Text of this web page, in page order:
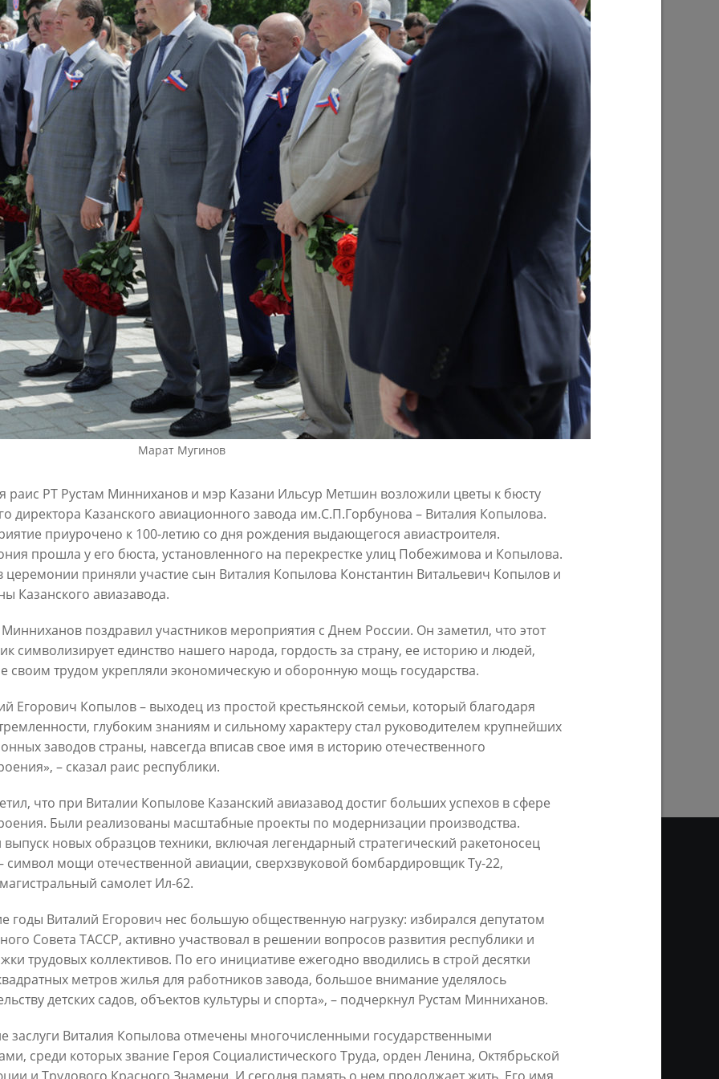
«Мы начали
инфраструктуру
для многодетных семей»
В Казани выбрали лучшего
общественного воспитателя 2026 года
03/08/2026
Ильсур Метшин: «Надеюсь, парковый
вандализм скоро уйдет в прошлое»
волне» в Казани выступят
Николай Расторгуев,
Филипп Киркоров
И.Метшин: «В Салават Купере
строится один из самых больших
инклюзивных центров «Доброй
Казани»»
30/07/2026
Ильсур Метшин о строительстве
Центра спорта «Физра»: «Сюда
хочется прийти после работы и
заняться спортом»
«Общее количество
снижается, но до 60
выездов в день – это все
В Казани отремонтируют в этом году
15,6 км сетей «Водоканала»
В Казани предпринимателям начнут
предоставлять субсидии на
27/07/2026
ПРЕДЫДУЩАЯ СТРАНИЦА
Марат Мугинов
раис РТ Рустам Минниханов и мэр Казани Ильсур Метшин возложили цветы к бюсту
директора Казанского авиационного завода им.С.П.Горбунова – Виталия Копылова.
приурочено к 100-летию со дня рождения выдающегося авиастроителя.
прошла у его бюста, установленного на перекрестке улиц Побежимова и Копылова.
церемонии приняли участие сын Виталия Копылова Константин Витальевич Копылов и
Казанского авиазавода.
Минниханов поздравил участников мероприятия с Днем России. Он заметил, что этот
символизирует единство нашего народа, гордость за страну, ее историю и людей,
своим трудом укрепляли экономическую и оборонную мощь государства.
Егорович Копылов – выходец из простой крестьянской семьи, который благодаря
глубоким знаниям и сильному характеру стал руководителем крупнейших
заводов страны, навсегда вписав свое имя в историю отечественного
– сказал раис республики.
что при Виталии Копылове Казанский авиазавод достиг больших успехов в сфере
Были реализованы масштабные проекты по модернизации производства.
новых образцов техники, включая легендарный стратегический ракетоносец
символ мощи отечественной авиации, сверхзвуковой бомбардировщик Ту-22,
самолет Ил-62.
годы Виталий Егорович нес большую общественную нагрузку: избирался депутатом
Совета ТАССР, активно участвовал в решении вопросов развития республики и
трудовых коллективов. По его инициативе ежегодно вводились в строй десятки
метров жилья для работников завода, большое внимание уделялось
детских садов, объектов культуры и спорта», – подчеркнул Рустам Минниханов.
заслуги Виталия Копылова отмечены многочисленными государственными
среди которых звание Героя Социалистического Труда, орден Ленина, Октябрьской
Официальный сайт Мэра Казани
наполнение и сопровождение сайта Мэра Казани является информационное агентство «Город
сайта Мэра Казани могут быть воспроизведены в любых средствах массовой информации, на серверах
иных носителях без каких-либо ограничений по объему и срокам публикации. Условием перепечатки и
ссылка на первоисточник (в случае копирования информации портала в сети Интернет - интерактивная
согласия на перепечатку со стороны информационного агентства «Город Казань KZN.RU» и пресс-службы
Мэрии Казани не требуется.
МЭРИЯ КАЗАНИ ИНТЕРНЕТ-ПРИЕМНАЯ